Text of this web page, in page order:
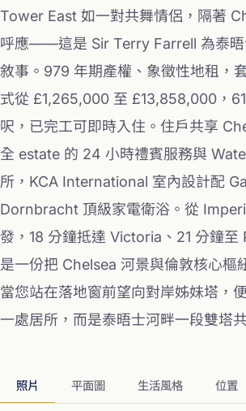
Tower East 如一對共舞情侶，隔著
呼應——這是 Sir Terry Farrell 為泰晤
敘事。979 年期產權、象徵性地租，
式從 £1,265,000 至 £13,858,000，
呎，已完工可即時入住。住戶共享
全 estate 的 24 小時禮賓服務與
所，KCA International 室內設計配
Dornbracht 頂級家電衛浴。從
發，18 分鐘抵達 Victoria、21 分鐘
是一份把 Chelsea 河景與倫敦核心
當您站在落地窗前望向對岸姊妹塔，
一處居所，而是泰晤士河畔一段雙塔
照片 平面圖 生活風格 位置